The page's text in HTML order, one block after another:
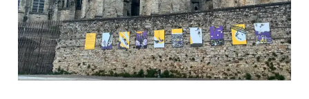
L'AGENDA
L'ACTUALITÉ